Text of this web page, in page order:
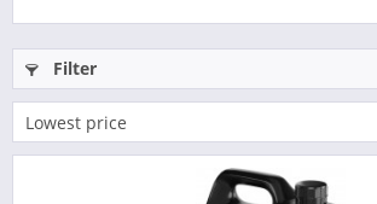
Filter